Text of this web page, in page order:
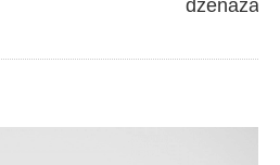
dženaza